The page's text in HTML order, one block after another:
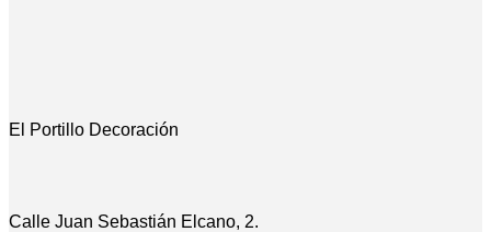
El Portillo Decoración
Calle Juan Sebastián Elcano, 2.